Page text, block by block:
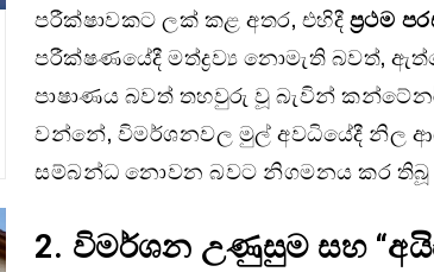
පරීක්ෂාවකට ලක් කළ අතර, එහිදීප්‍රථම
පරීක්ෂණයේදී මත්ද්‍රව්‍ය නොමැති බවත්,
පාෂාණය බවත් තහවුරු වූ බැවින්
වන්නේ, විමර්ශනවල මුල් අවධියේදී නිල
සම්බන්ධ නොවන බවට නිගමනය කර තිබූ
2. විමර්ශන උණුසුම සහ